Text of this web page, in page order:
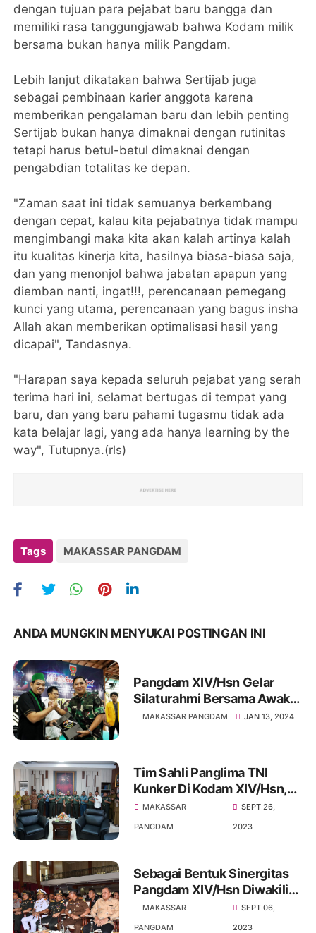
dengan tujuan para pejabat baru bangga dan
memiliki rasa tanggungjawab bahwa Kodam milik
bersama bukan hanya milik Pangdam.
Lebih lanjut dikatakan bahwa Sertijab juga
sebagai pembinaan karier anggota karena
memberikan pengalaman baru dan lebih penting
Sertijab bukan hanya dimaknai dengan rutinitas
tetapi harus betul-betul dimaknai dengan
pengabdian totalitas ke depan.
"Zaman saat ini tidak semuanya berkembang
dengan cepat, kalau kita pejabatnya tidak mampu
mengimbangi maka kita akan kalah artinya kalah
itu kualitas kinerja kita, hasilnya biasa-biasa saja,
dan yang menonjol bahwa jabatan apapun yang
diemban nanti, ingat!!!, perencanaan pemegang
kunci yang utama, perencanaan yang bagus insha
Allah akan memberikan optimalisasi hasil yang
dicapai", Tandasnya.
"Harapan saya kepada seluruh pejabat yang serah
terima hari ini, selamat bertugas di tempat yang
baru, dan yang baru pahami tugasmu tidak ada
kata belajar lagi, yang ada hanya learning by the
way", Tutupnya.(rls)
Tags MAKASSAR PANGDAM
ANDA MUNGKIN MENYUKAI POSTINGAN INI
Pangdam XIV/Hsn Gelar
Silaturahmi Bersama Awak
Media, Ormas, BEM serta
Aman dan Damai
MAKASSAR PANGDAM JAN 13, 2024
Tim Sahli Panglima TNI
Kunker Di Kodam XIV/Hsn,
Bahas Peran TNI Dalam
Mendukung Pertumbuhan
MAKASSAR
PANGDAM
SEPT 26,
2023
Sebagai Bentuk Sinergitas
Pangdam XIV/Hsn Diwakili
Kasdam Hadiri Sertijab
Gubernur Sulsel
MAKASSAR
PANGDAM
SEPT 06,
2023